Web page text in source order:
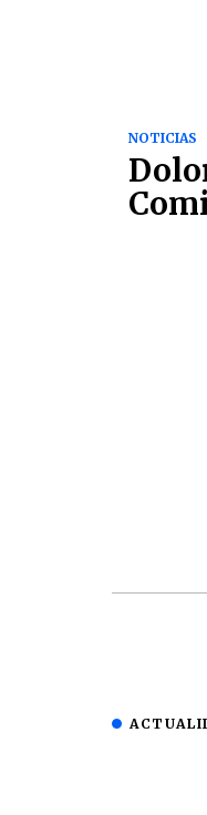
NOTICIAS